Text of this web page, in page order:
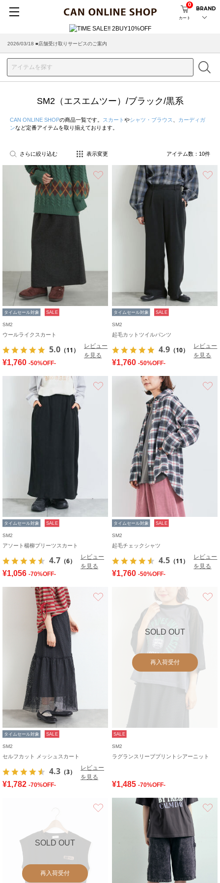
カート
0
BRAND
2026/03/18 ■店舗受け取りサービスのご案内
SM2（エスエムツー）/ブラック/黒系
CAN ONLINE SHOPの商品一覧です。 スカート やシャツ・ブラウス
カーディガ
ンなど定番アイテムを取り揃えております。
さらに絞り込む 表示変更 アイテム数： 10件
お気に入り
タイムセール対象 SALE
SM2
ウールライクスカート
5.0 （11）
レビュー
を見る
¥1,760 -50%OFF-
タイムセール対象 SALE
SM2
起毛カットツイルパンツ
4.9 （10）
レビュー
を見る
¥1,760 -50%OFF-
タイムセール対象 SALE
SM2
アソート楊柳プリーツスカート
4.7 （6）
レビュー
を見る
¥1,056 -70%OFF-
タイムセール対象 SALE
SM2
起毛チェックシャツ
4.5 （11）
レビュー
を見る
¥1,760 -50%OFF-
タイムセール対象 SALE
SM2
セルフカット メッシュスカート
4.3 （3）
レビュー
を見る
¥1,782 -70%OFF-
SOLD OUT
再入荷受付
SALE
SM2
ラグランスリーブプリントシアーニット
¥1,485 -70%OFF-
SOLD OUT
再入荷受付
お気に入り